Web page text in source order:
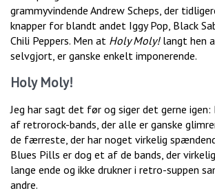
grammyvindende Andrew Scheps, der
knapper for blandt andet Iggy Pop, Black
Chili Peppers. Men at Holy Moly!langt hen
selvgjort, er ganske enkelt imponerende.
Holy Moly!
Jeg har sagt det før og siger det gerne
af retrorock-bands, der alle er ganske
de færreste, der har noget virkelig
Blues Pills er dog et af de bands, der
lange ende og ikke drukner i retro-suppen
andre.